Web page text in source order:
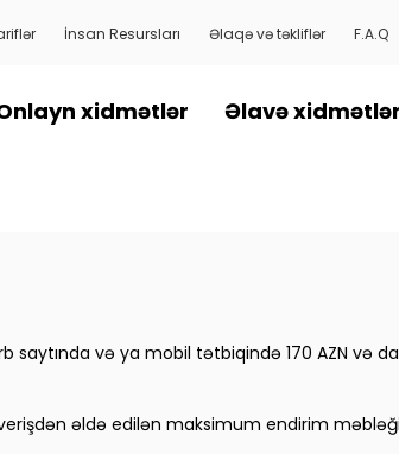
İnsan Resursları Əlaqə və təkliflər F.A.Q
xidmətlər Əlavə xidmətlər
və ya mobil tətbiqində 170 AZN və
əldə edilən maksimum endirim məbləği